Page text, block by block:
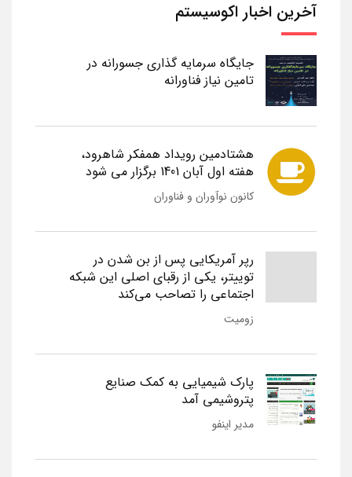
آخرین اخبار اکوسیستم
جایگاه سرمایه گذاری جسورانه در
تامین نیاز فناورانه
هشتادمین رویداد همفکر شاهرود،
هفته اول آبان 1401 برگزار می شود
کانون نوآوران و فناوران
رپر آمریکایی پس از بن شدن در
توییتر، یکی از رقبای اصلی این شبکه
اجتماعی را تصاحب می‌کند
زومیت
پارک شیمیایی به کمک صنایع
پتروشیمی آمد
مدیر اینفو